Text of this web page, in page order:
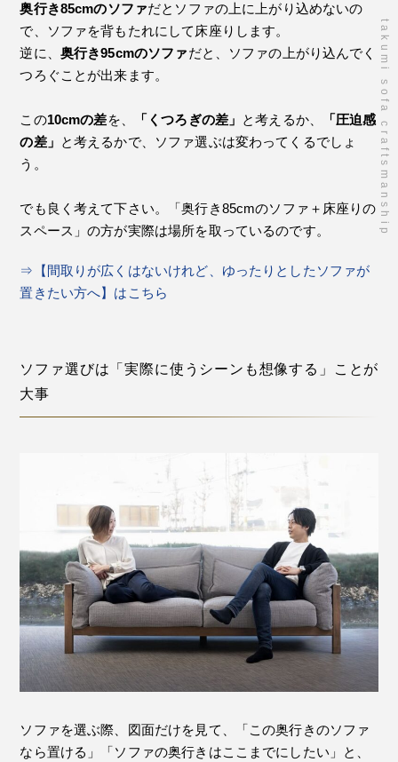
takumi sofa craftsmanship
奥行き85cmのソファだとソファの上に上がり込めないの
で、ソファを背もたれにして床座りします。
逆に、 奥行き95cmのソファだと、ソファの上がり込んでく
つろぐことが出来ます。
この10cmの差を、 「くつろぎの差」 と考えるか、
「圧迫感
の差」 と考えるかで、ソファ選ぶは変わってくるでしょ
う。
でも良く考えて下さい。「奥行き85cmのソファ＋床座りの
スペース」の方が実際は場所を取っているのです。
⇒【間取りが広くはないけれど、ゆったりとしたソファが
置きたい方へ】はこちら
ソファ選びは「実際に使うシーンも想像する」ことが
大事
ソファを選ぶ際、図面だけを見て、「この奥行きのソファ
なら置ける」「ソファの奥行きはここまでにしたい」と、